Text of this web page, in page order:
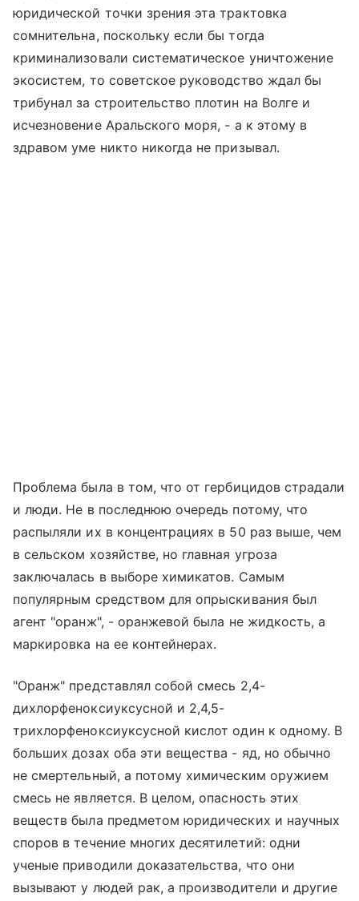
юридической точки зрения эта трактовка
сомнительна, поскольку если бы тогда
криминализовали систематическое уничтожение
экосистем, то советское руководство ждал бы
трибунал за строительство плотин на Волге и
исчезновение Аральского моря, - а к этому в
здравом уме никто никогда не призывал.
Проблема была в том, что от гербицидов страдали
и люди. Не в последнюю очередь потому, что
распыляли их в концентрациях в 50 раз выше, чем
в сельском хозяйстве, но главная угроза
заключалась в выборе химикатов. Самым
популярным средством для опрыскивания был
агент "оранж", - оранжевой была не жидкость, а
маркировка на ее контейнерах.
"Оранж" представлял собой смесь 2,4-
дихлорфеноксиуксусной и 2,4,5-
трихлорфеноксиуксусной кислот один к одному. В
больших дозах оба эти вещества - яд, но обычно
не смертельный, а потому химическим оружием
смесь не является. В целом, опасность этих
веществ была предметом юридических и научных
споров в течение многих десятилетий: одни
ученые приводили доказательства, что они
вызывают у людей рак, а производители и другие